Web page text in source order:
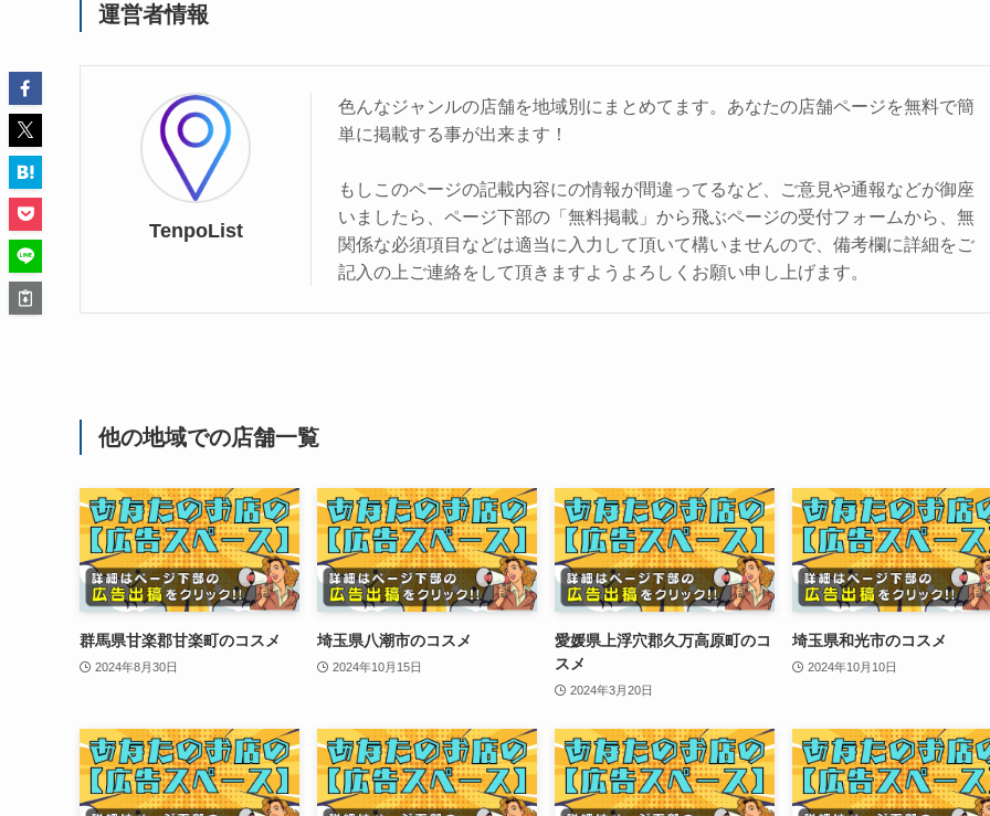
運営者情報
TenpoList
色んなジャンルの店舗を地域別にまとめてます。あなたの店舗ページを無料で簡
単に掲載する事が出来ます！
もしこのページの記載内容にの情報が間違ってるなど、ご意見や通報などが御座
いましたら、ページ下部の「無料掲載」から飛ぶページの受付フォームから、無
関係な必須項目などは適当に入力して頂いて構いませんので、備考欄に詳細をご
記入の上ご連絡をして頂きますようよろしくお願い申し上げます。
他の地域での店舗一覧
群馬県甘楽郡甘楽町のコスメ
2024年8月30日
埼玉県八潮市のコスメ
2024年10月15日
愛媛県上浮穴郡久万高原町のコ
スメ
2024年3月20日
埼玉県和光市のコスメ
2024年10月10日